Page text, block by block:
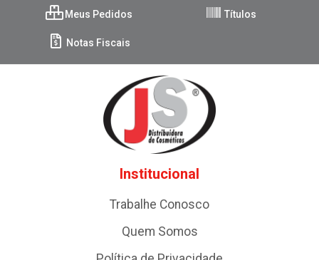
Meus Pedidos Títulos
Notas Fiscais
Institucional
Trabalhe Conosco
Quem Somos